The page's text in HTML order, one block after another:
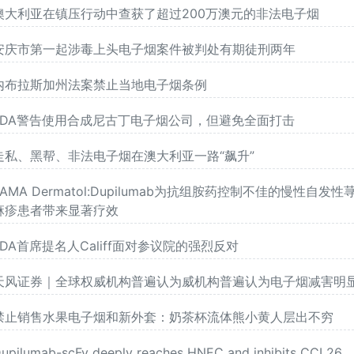
大利亚在镇压行动中查获了超过200万澳元的非法电子烟
庆市第一起涉毒上头电子烟案件被判处有期徒刑两年
布拉斯加州法案禁止当地电子烟条例
警告使用合成尼古丁电子烟公司，但避免全面打击
私、黑帮、非法电子烟在澳大利亚一路“飙升”
Dermatol:Dupilumab为抗组胺药控制不佳的慢性自发性
疹患者带来显著疗效
首席提名人Califf面对参议院的强烈反对
风证券｜全球权威机构普遍认为威机构普遍认为电子烟减害明
止销售水果电子烟和新外套：奶茶杯流体熊小黄人层出不穷